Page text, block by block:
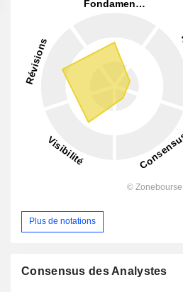
Plus de notations
Consensus des Analystes